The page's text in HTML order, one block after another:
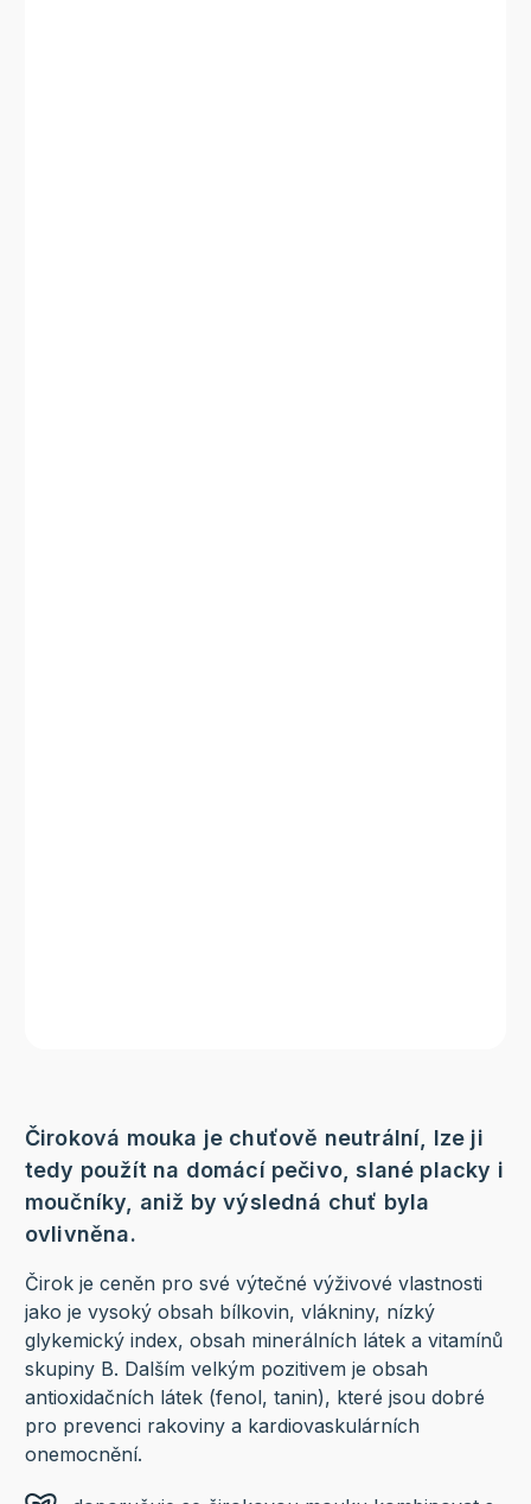
Čiroková mouka je chuťově neutrální, lze ji
tedy použít na domácí pečivo, slané placky i
moučníky, aniž by výsledná chuť byla
ovlivněna.
Čirok je ceněn pro své výtečné výživové vlastnosti
jako je vysoký obsah bílkovin, vlákniny, nízký
glykemický index, obsah minerálních látek a vitamínů
skupiny B. Dalším velkým pozitivem je obsah
antioxidačních látek (fenol, tanin), které jsou dobré
pro prevenci rakoviny a kardiovaskulárních
onemocnění.